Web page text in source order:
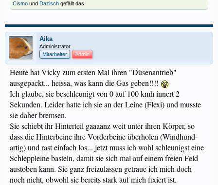
Cismo und Dazisch gefällt das.
Aika
Administrator
Mitarbeiter
Admin
Heute hat Vicky zum ersten Mal ihren "Düsenantrieb"
ausgepackt... heissa, was kann die Gas geben!!!!
Ich glaube, sie beschleunigt von 0 auf 100 kmh innert 2
Sekunden. Leider hatte ich sie an der Leine (Flexi) und musste
sie daher bremsen.
Sie schiebt ihr Hinterteil gaaaanz weit unter ihren Körper, so
dass die Hinterbeine ihre Vorderbeine überholen (Windhund-
artig) und rast einfach los... jetzt muss ich wohl schleunigst eine
Schleppleine basteln, damit sie sich mal auf einem freien Feld
austoben kann. Sie ganz freizulassen getraue ich mich doch
noch nicht, obwohl sie bereits stark auf mich fixiert ist.